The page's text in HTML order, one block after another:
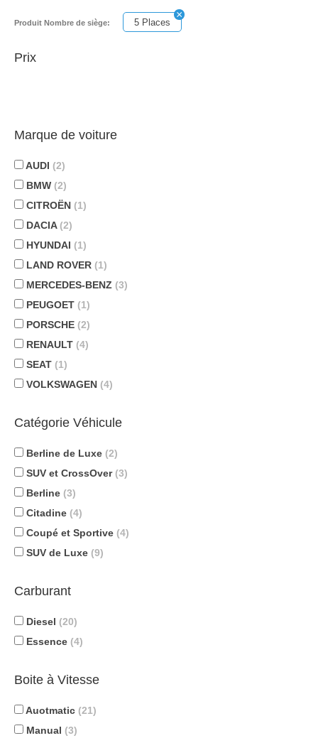
Produit Nombre de siège: 5 Places
Prix
Marque de voiture
AUDI (2)
BMW (2)
CITROËN (1)
DACIA (2)
HYUNDAI (1)
LAND ROVER (1)
MERCEDES-BENZ (3)
PEUGOET (1)
PORSCHE (2)
RENAULT (4)
SEAT (1)
VOLKSWAGEN (4)
Catégorie Véhicule
Berline de Luxe (2)
SUV et CrossOver (3)
Berline (3)
Citadine (4)
Coupé et Sportive (4)
SUV de Luxe (9)
Carburant
Diesel (20)
Essence (4)
Boite à Vitesse
Auotmatic (21)
Manual (3)